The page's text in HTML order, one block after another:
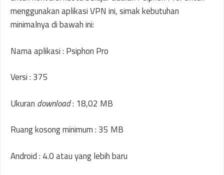
menggunakan aplikasi VPN ini, simak kebutuhan
minimalnya di bawah ini:
Nama aplikasi : Psiphon Pro
Versi : 375
Ukuran download: 18,02 MB
Ruang kosong minimum : 35 MB
Android : 4.0 atau yang lebih baru